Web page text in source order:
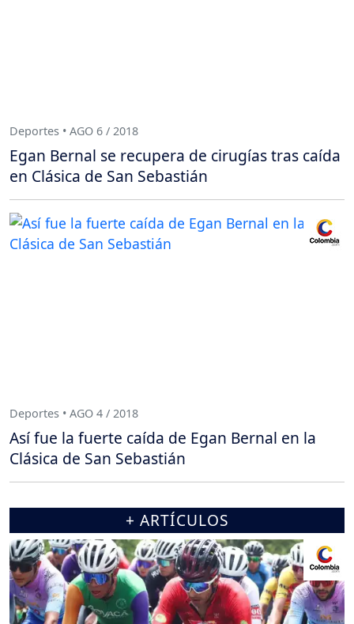
Deportes • AGO 6 / 2018
Egan Bernal se recupera de cirugías tras caída
en Clásica de San Sebastián
Deportes • AGO 4 / 2018
Así fue la fuerte caída de Egan Bernal en la
Clásica de San Sebastián
+ ARTÍCULOS